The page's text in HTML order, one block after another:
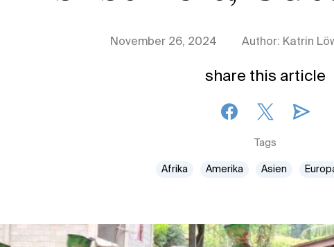
November 26, 2024 Author: Katrin
share this article
Tags
Afrika Amerika Asien